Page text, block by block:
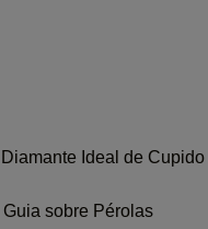
Diamante Ideal de
Guia sobre Pérolas